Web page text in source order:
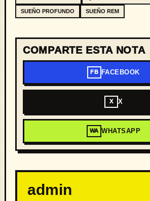
SUEÑO PROFUNDO SUEÑO REM
COMPARTE ESTA NOTA
FB FACEBOOK
X X
WA WHATSAPP
admin